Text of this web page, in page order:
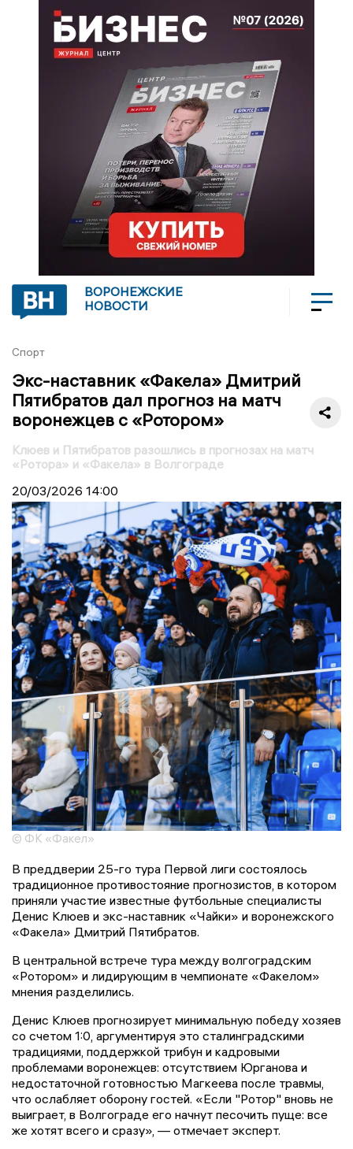
ВОРОНЕЖСКИЕ
НОВОСТИ
Спорт
Экс-наставник «Факела» Дмитрий
Пятибратов дал прогноз на матч
воронежцев с «Ротором»
Клюев и Пятибратов разошлись в прогнозах на матч
«Ротора» и «Факела» в Волгограде
20/03/2026 14:00
© ФК «Факел»
В преддверии 25-го тура Первой лиги состоялось
традиционное противостояние прогнозистов, в котором
приняли участие известные футбольные специалисты
Денис Клюев и экс-наставник «Чайки» и воронежского
«Факела» Дмитрий Пятибратов.
В центральной встрече тура между волгоградским
«Ротором» и лидирующим в чемпионате «Факелом»
мнения разделились.
Денис Клюев прогнозирует минимальную победу хозяев
со счетом 1:0, аргументируя это сталинградскими
традициями, поддержкой трибун и кадровыми
проблемами воронежцев: отсутствием Юрганова и
недостаточной готовностью Магкеева после травмы,
что ослабляет оборону гостей. «Если "Ротор" вновь не
выиграет, в Волгограде его начнут песочить пуще: все
же хотят всего и сразу», — отмечает эксперт.